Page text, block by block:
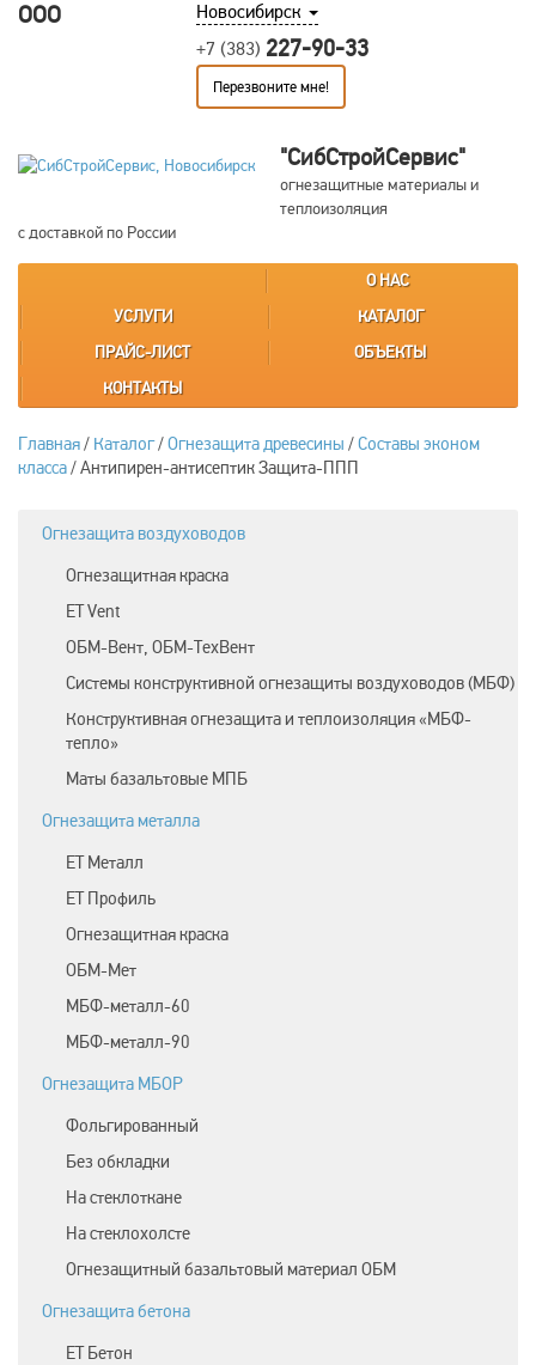
Новосибирск
+7 (383) 227-90-33
Перезвоните мне!
ООО
"СибСтройСервис"
огнезащитные материалы и
теплоизоляция
с доставкой по России
О НАС
УСЛУГИ
КАТАЛОГ
ПРАЙС-ЛИСТ
ОБЪЕКТЫ
КОНТАКТЫ
Главная/ Каталог/Огнезащита древесины /Составы эконом
класса/Антипирен-антисептик Защита-ППП
Огнезащита воздуховодов
Огнезащитная краска
ET Vent
ОБМ-Вент, ОБМ-ТехВент
Системы конструктивной огнезащиты воздуховодов (МБФ)
Конструктивная огнезащита и теплоизоляция «МБФ-
тепло»
Маты базальтовые МПБ
Огнезащита металла
ЕТ Металл
ET Профиль
Огнезащитная краска
ОБМ-Мет
МБФ-металл-60
МБФ-металл-90
Огнезащита МБОР
Фольгированный
Без обкладки
На стеклоткане
На стеклохолсте
Огнезащитный базальтовый материал ОБМ
Огнезащита бетона
ЕТ Бетон